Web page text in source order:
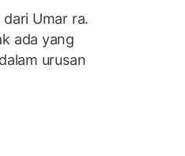
Umar ra.
ada yang
urusan